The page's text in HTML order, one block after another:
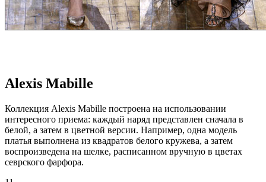
Alexis Mabille
Коллекция Alexis Mabille построена на использовании
интересного приема: каждый наряд представлен сначала в
белой, а затем в цветной версии. Например, одна модель
платья выполнена из квадратов белого кружева, а затем
воспроизведена на шелке, расписанном вручную в цветах
севрского фарфора.